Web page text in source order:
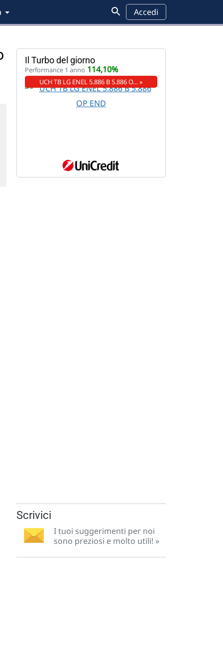
Accedi
Il Turbo del giorno
Performance 1 anno 114,10%
UCH TB LG ENEL 5.886 B 5.886 O… »
Scrivici
I tuoi suggerimenti per noi
sono preziosi e molto utili! »